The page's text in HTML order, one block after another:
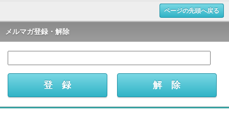
ページの先頭へ戻る
メルマガ登録・解除